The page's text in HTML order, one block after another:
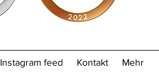
Instagram feed Kontakt Mehr